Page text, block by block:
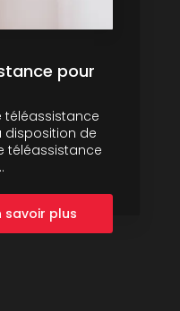
pour
téléassistance
disposition de
téléassistance
savoir plus